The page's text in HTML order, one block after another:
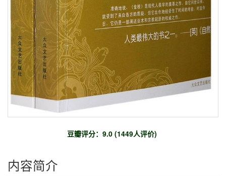
豆瓣评分：9.0 (1449人评价)
内容简介